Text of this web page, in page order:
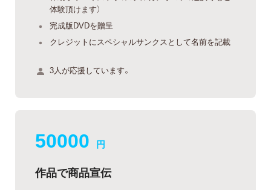
体験頂けます）
完成版DVDを贈呈
クレジットにスペシャルサンクスとして名前を記載
3人が応援しています。
50000 円
作品で商品宣伝